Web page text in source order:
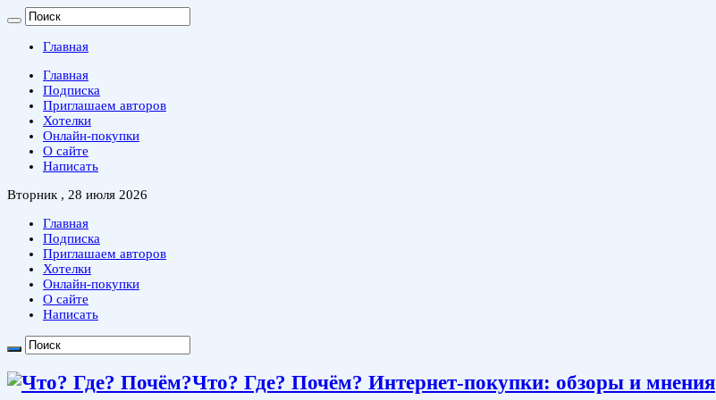
Главная
Главная
Подписка
Приглашаем авторов
Хотелки
Онлайн-покупки
О сайте
Написать
Вторник , 28 июля 2026
Главная
Подписка
Приглашаем авторов
Хотелки
Онлайн-покупки
О сайте
Написать
Что? Где? Почём? Интернет-покупки: обзоры и мнения